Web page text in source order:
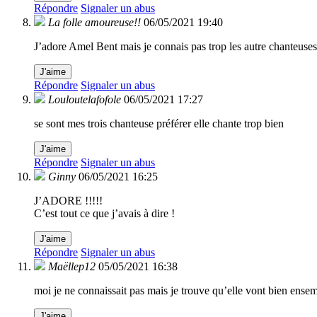
Répondre Signaler un abus
La folle amoureuse!! 06/05/2021 19:40
J’adore Amel Bent mais je connais pas trop les autre
J'aime
Répondre Signaler un abus
Louloutelafofole 06/05/2021 17:27
se sont mes trois chanteuse préférer elle chante trop bien
J'aime
Répondre Signaler un abus
Ginny 06/05/2021 16:25
J’ADORE !!!!!
C’est tout ce que j’avais à dire !
J'aime
Répondre Signaler un abus
Maëllep12 05/05/2021 16:38
moi je ne connaissait pas mais je trouve qu’elle vont bien